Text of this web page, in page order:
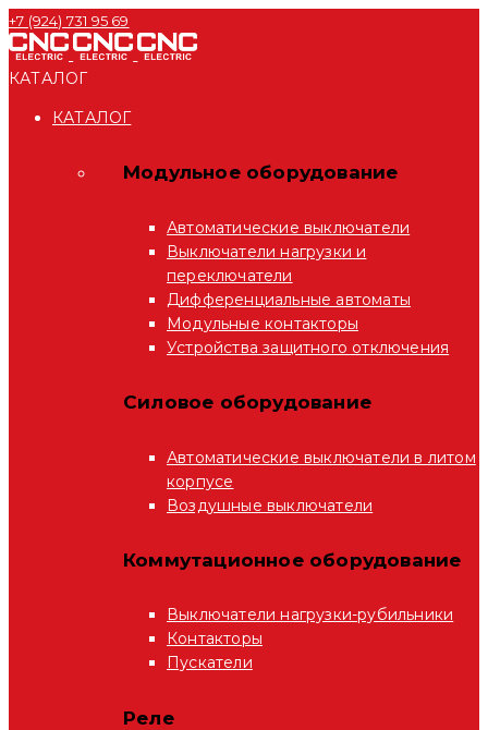
+7 (924) 731 95 69
КАТАЛОГ
КАТАЛОГ
Модульное оборудование
Автоматические выключатели
Выключатели нагрузки и
переключатели
Дифференциальные автоматы
Модульные контакторы
Устройства защитного отключения
Силовое оборудование
Автоматические выключатели в литом
корпусе
Воздушные выключатели
Коммутационное оборудование
Выключатели нагрузки-рубильники
Контакторы
Пускатели
Реле